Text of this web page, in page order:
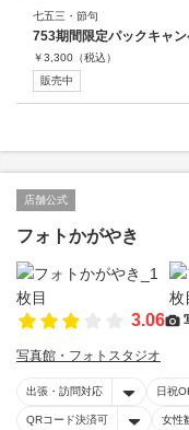
七五三・節句
753期間限定パックキャン
￥3,300 （税込）
販売中
店舗公式
フォトかがやき
3.06
写真館・フォトスタジオ
出張・訪問対応 日祝
QRコード決済可 女性